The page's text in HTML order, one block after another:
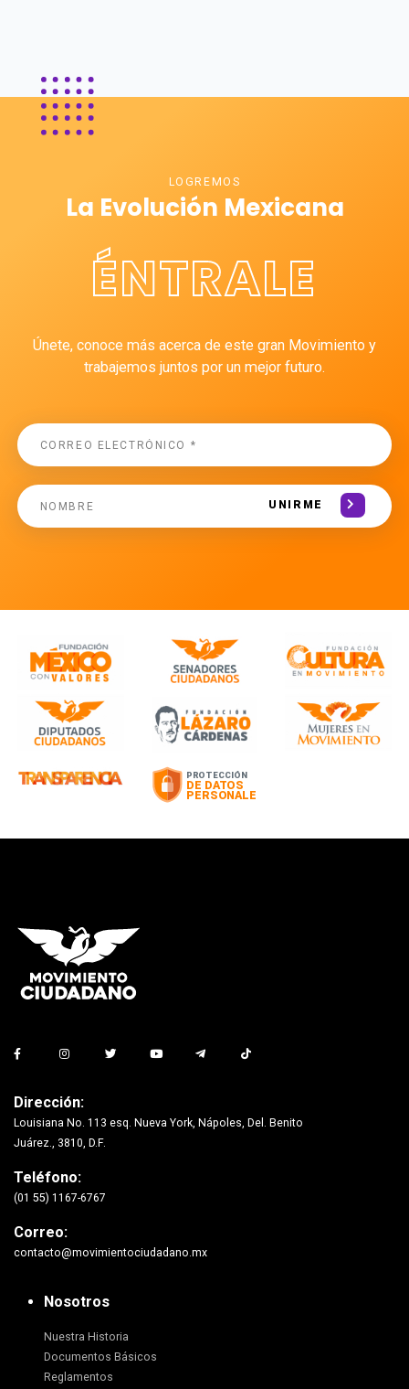
LOGREMOS
La Evolución Mexicana
ÉNTRALE
Únete, conoce más acerca de este gran Movimiento y
trabajemos juntos por un mejor futuro.
UNIRME
Dirección:
Louisiana No. 113 esq. Nueva York, Nápoles, Del. Benito
Juárez., 3810, D.F.
Teléfono:
(01 55) 1167-6767
Correo:
contacto@movimientociudadano.mx
Nosotros
Nuestra Historia
Documentos Básicos
Reglamentos